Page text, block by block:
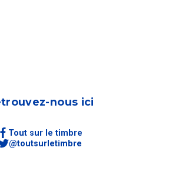
nous ici
Tout sur le timbre
@toutsurletimbre